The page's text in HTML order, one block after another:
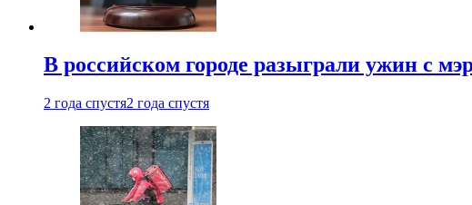
В российском городе разыграли ужин с
2 года спустя2 года спустя